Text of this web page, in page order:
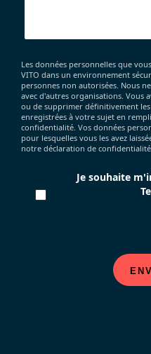
Les données personnelles que
VITO dans un environnement
personnes non autorisées. Nous
avec d'autres organisations. Vous
ou de supprimer définitivement
enregistrées à votre sujet en
confidentialité. Vos données
pour lesquelles vous les avez
notre déclaration de confidentialité
Je souhaite